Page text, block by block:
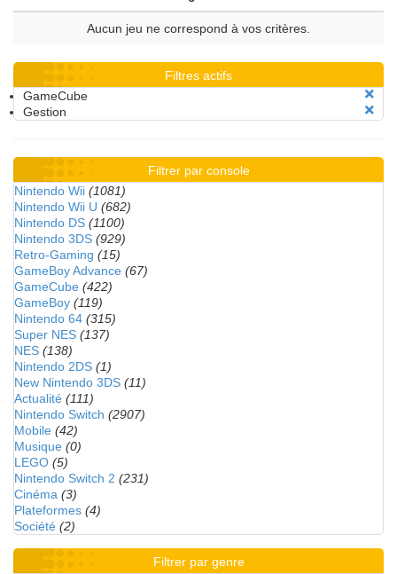
Aucun jeu ne correspond à vos critères.
Filtres actifs
GameCube
Gestion
Filtrer par console
Nintendo Wii (1081)
Nintendo Wii U (682)
Nintendo DS (1100)
Nintendo 3DS (929)
Retro-Gaming (15)
GameBoy Advance (67)
GameCube (422)
GameBoy (119)
Nintendo 64 (315)
Super NES (137)
NES (138)
Nintendo 2DS (1)
New Nintendo 3DS (11)
Actualité (111)
Nintendo Switch (2907)
Mobile (42)
Musique (0)
LEGO (5)
Nintendo Switch 2 (231)
Cinéma (3)
Plateformes (4)
Société (2)
Filtrer par genre